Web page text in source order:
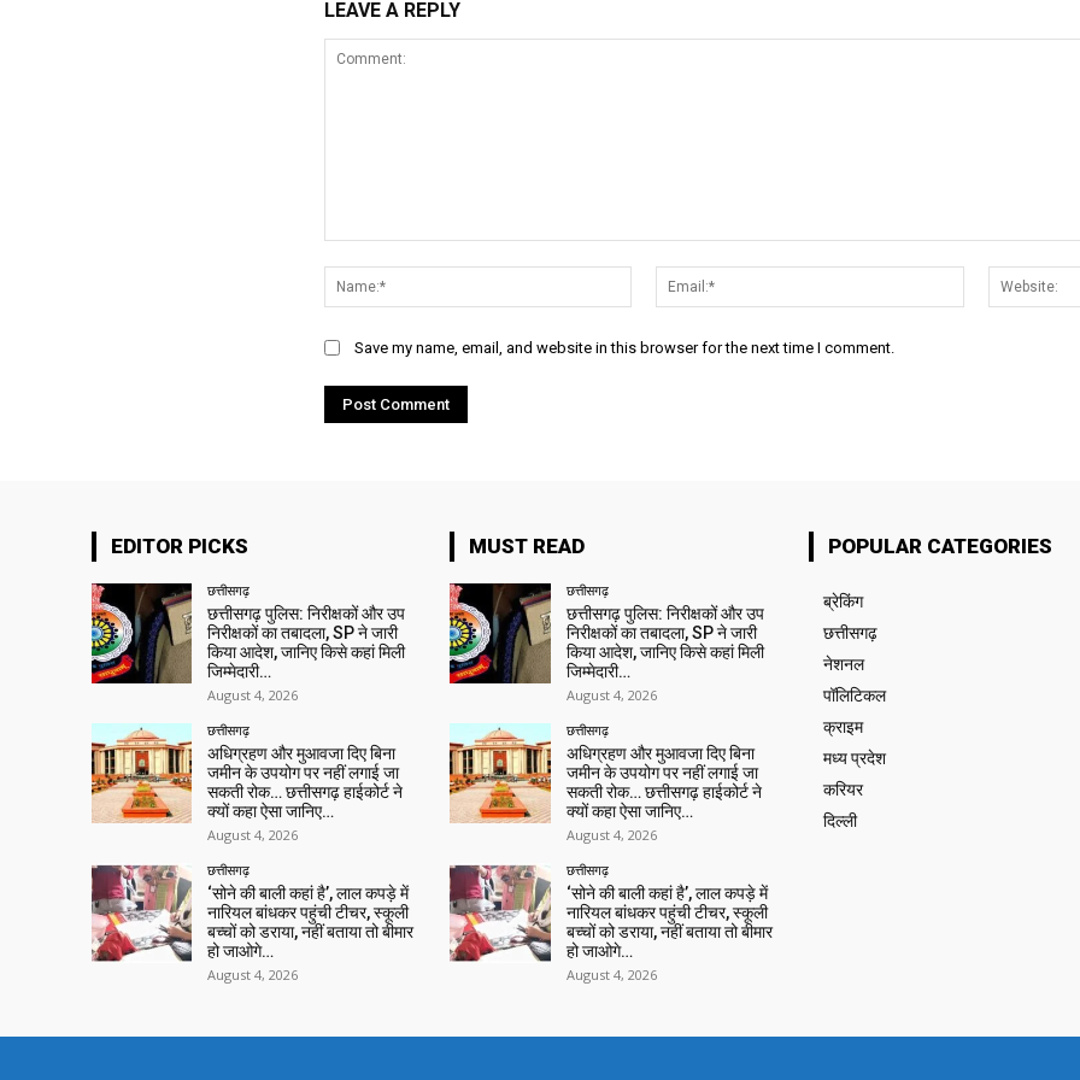
LEAVE A REPLY
Name:*
Email:*
Save my name, email, and website in this browser for the next time I comment.
EDITOR PICKS
छत्तीसगढ़
छत्तीसगढ़ पुलिस: निरीक्षकों और उप
निरीक्षकों का तबादला, SP ने जारी
किया आदेश, जानिए किसे कहां मिली
जिम्मेदारी…
August 4, 2026
छत्तीसगढ़
अधिग्रहण और मुआवजा दिए बिना
जमीन के उपयोग पर नहीं लगाई जा
सकती रोक… छत्तीसगढ़ हाईकोर्ट ने
क्यों कहा ऐसा जानिए…
August 4, 2026
छत्तीसगढ़
‘सोने की बाली कहां है’, लाल कपड़े में
नारियल बांधकर पहुंची टीचर, स्कूली
बच्चों को डराया, नहीं बताया तो बीमार
हो जाओगे…
August 4, 2026
MUST READ
छत्तीसगढ़
छत्तीसगढ़ पुलिस: निरीक्षकों और उप
निरीक्षकों का तबादला, SP ने जारी
किया आदेश, जानिए किसे कहां मिली
जिम्मेदारी…
August 4, 2026
छत्तीसगढ़
अधिग्रहण और मुआवजा दिए बिना
जमीन के उपयोग पर नहीं लगाई जा
सकती रोक… छत्तीसगढ़ हाईकोर्ट ने
क्यों कहा ऐसा जानिए…
August 4, 2026
छत्तीसगढ़
‘सोने की बाली कहां है’, लाल कपड़े में
नारियल बांधकर पहुंची टीचर, स्कूली
बच्चों को डराया, नहीं बताया तो बीमार
हो जाओगे…
August 4, 2026
POPULAR CATEGORIES
ब्रेकिंग
छत्तीसगढ़
नेशनल
पॉलिटिकल
क्राइम
मध्य प्रदेश
करियर
दिल्ली